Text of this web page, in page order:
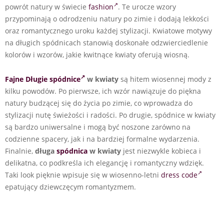
powrót natury w świecie fashion . Te urocze wzory
przypominają o odrodzeniu natury po zimie i dodają lekkości
oraz romantycznego uroku każdej stylizacji. Kwiatowe motywy
na długich spódnicach stanowią doskonałe odzwierciedlenie
kolorów i wzorów, jakie kwitnące kwiaty oferują wiosną.
Fajne Długie spódnice w kwiaty są hitem wiosennej mody z
kilku powodów. Po pierwsze, ich wzór nawiązuje do piękna
natury budzącej się do życia po zimie, co wprowadza do
stylizacji nutę świeżości i radości. Po drugie, spódnice w kwiaty
są bardzo uniwersalne i mogą być noszone zarówno na
codzienne spacery, jak i na bardziej formalne wydarzenia.
Finalnie, długa spódnica w kwiaty jest niezwykle kobieca i
delikatna, co podkreśla ich elegancję i romantyczny wdzięk.
Taki look pięknie wpisuje się w wiosenno-letni dress code
epatujący dziewczęcym romantyzmem.